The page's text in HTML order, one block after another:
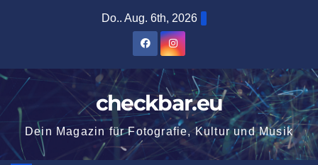
Do.. Aug. 6th, 2026
checkbar.eu
Dein Magazin für Fotografie, Kultur und Musik